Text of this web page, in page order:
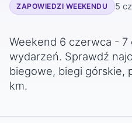
ZAPOWIEDZI WEEKENDU 5
Weekend 6 czerwca -
wydarzeń. Sprawdź
biegowe, biegi górskie,
km.